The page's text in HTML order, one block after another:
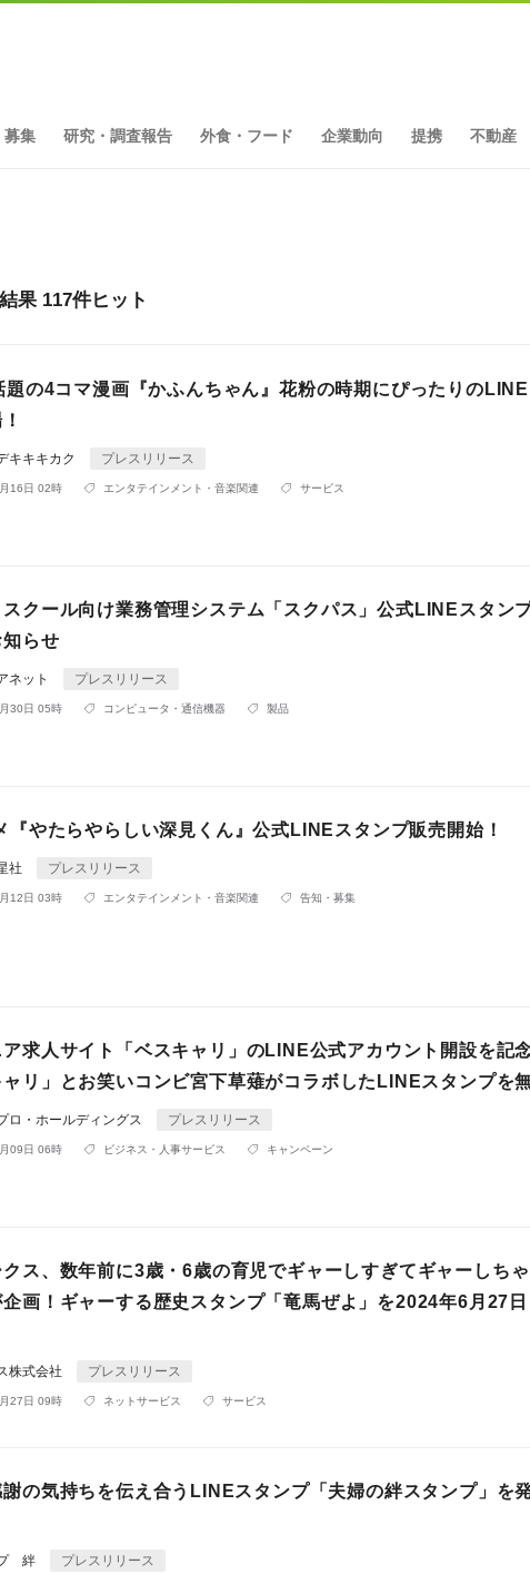
募集 研究・調査報告 外食・フード 企業動向 提携 不動産
果 117件ヒット
題の4コマ漫画『かふんちゃん』花粉の時期にぴったりの
キキキカク プレスリリース
16日 02時 エンタテインメント・音楽関連 サービス
スクール向け業務管理システム「スクパス」公式LINEスタ
知らせ
ネット プレスリリース
30日 05時 コンピュータ・通信機器 製品
『やたらやらしい深見くん』公式LINEスタンプ販売開始！
社 プレスリリース
12日 03時 エンタテインメント・音楽関連 告知・募集
求人サイト「ベスキャリ」のLINE公式アカウント開設を記念
ャリ」とお笑いコンビ宮下草薙がコラボしたLINEスタンプを
ロ・ホールディングス プレスリリース
09日 06時 ビジネス・人事サービス キャンペーン
クス、数年前に3歳・6歳の育児でギャーしすぎてギャーしち
画！ギャーする歴史スタンプ「竜馬ぜよ」を2024年6月27
株式会社 プレスリリース
27日 09時 ネットサービス サービス
謝の気持ちを伝え合うLINEスタンプ「夫婦の絆スタンプ」を
絆 プレスリリース